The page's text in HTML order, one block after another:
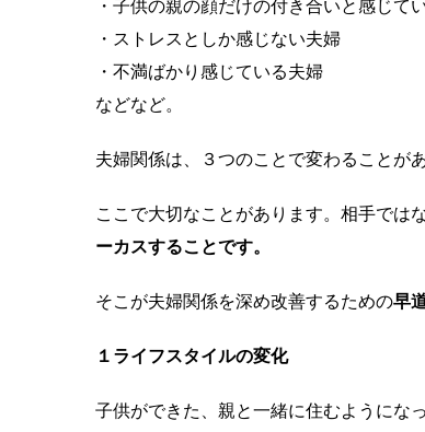
・子供の親の顔だけの付き合いと感じて
・ストレスとしか感じない夫婦
・不満ばかり感じている夫婦
などなど。
夫婦関係は、３つのことで変わることが
ここで大切なことがあります。相手では
ーカスすることです。
そこが夫婦関係を深め改善するための早
１ライフスタイルの変化
子供ができた、親と一緒に住むようにな